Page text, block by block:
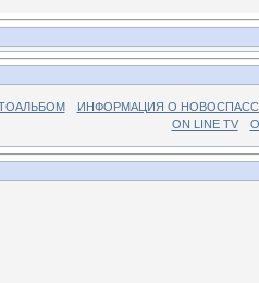
ИНФОРМАЦИЯ О
ON LINE TV